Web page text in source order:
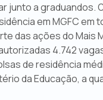
a graduandos.
em MGFC em
das ações do Mais
4.742
de residência
da Educação, a